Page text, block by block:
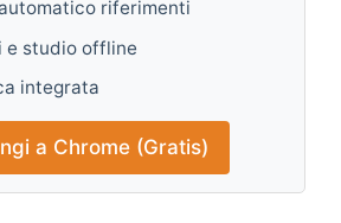
riferimenti
e studio offline
integrata
a Chrome (Gratis)